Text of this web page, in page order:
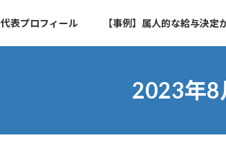
代表プロフィール 【事例】属人的な給与決
2023年8